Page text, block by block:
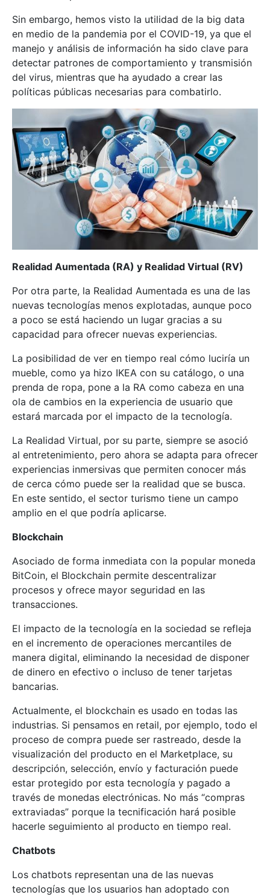
Sin embargo, hemos visto la utilidad de la big data
en medio de la pandemia por el COVID-19, ya que el
manejo y análisis de información ha sido clave para
detectar patrones de comportamiento y transmisión
del virus, mientras que ha ayudado a crear las
políticas públicas necesarias para combatirlo.
Realidad Aumentada (RA) y Realidad Virtual (RV)
Por otra parte, la Realidad Aumentada es una de las
nuevas tecnologías menos explotadas, aunque poco
a poco se está haciendo un lugar gracias a su
capacidad para ofrecer nuevas experiencias.
La posibilidad de ver en tiempo real cómo luciría un
mueble, como ya hizo IKEA con su catálogo, o una
prenda de ropa, pone a la RA como cabeza en una
ola de cambios en la experiencia de usuario que
estará marcada por el impacto de la tecnología.
La Realidad Virtual, por su parte, siempre se asoció
al entretenimiento, pero ahora se adapta para ofrecer
experiencias inmersivas que permiten conocer más
de cerca cómo puede ser la realidad que se busca.
En este sentido, el sector turismo tiene un campo
amplio en el que podría aplicarse.
Blockchain
Asociado de forma inmediata con la popular moneda
BitCoin, el Blockchain permite descentralizar
procesos y ofrece mayor seguridad en las
transacciones.
El impacto de la tecnología en la sociedad se refleja
en el incremento de operaciones mercantiles de
manera digital, eliminando la necesidad de disponer
de dinero en efectivo o incluso de tener tarjetas
bancarias.
Actualmente, el blockchain es usado en todas las
industrias. Si pensamos en retail, por ejemplo, todo el
proceso de compra puede ser rastreado, desde la
visualización del producto en el Marketplace, su
descripción, selección, envío y facturación puede
estar protegido por esta tecnología y pagado a
través de monedas electrónicas. No más “compras
extraviadas” porque la tecnificación hará posible
hacerle seguimiento al producto en tiempo real.
Chatbots
Los chatbots representan una de las nuevas
tecnologías que los usuarios han adoptado con